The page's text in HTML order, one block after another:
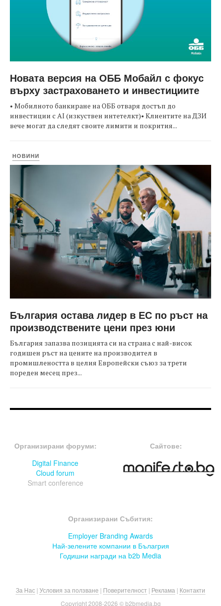
Новата версия на ОББ Мобайл с фокус
върху застраховането и инвестициите
• Мобилното банкиране на ОББ отваря достъп до
инвестиции с AI (изкуствен интетелкт)• Клиентите на ДЗИ
вече могат да следят своите лимити и покрития...
НОВИНИ
България остава лидер в ЕС по ръст на
производствените цени през юни
България запазва позицията си на страна с най-висок
годишен ръст на цените на производител в
промишлеността в целия Европейски съюз за трети
пореден месец през...
Организирани форуми:
Digital Finance
Cloud forum
Smart conference
Сайтове:
Организирани Събития:
Employer Branding Awards
Най-зелените компании в Бълагрия
Годишни награди на b2b Media
За Нас | Условия за ползване | Поверителност | Реклама | Контакти
Copyright 2008-2026 © b2bmedia.bg